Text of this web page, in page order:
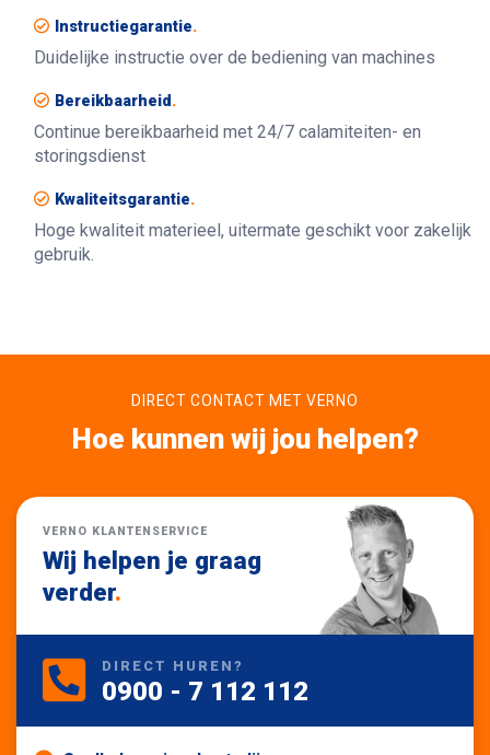
Instructiegarantie.
Duidelijke instructie over de bediening van machines
Bereikbaarheid .
Continue bereikbaarheid met 24/7 calamiteiten- en
storingsdienst
Kwaliteitsgarantie.
Hoge kwaliteit materieel, uitermate geschikt voor zakelijk
gebruik.
DIRECT CONTACT MET VERNO
Hoe kunnen wij jou helpen?
VERNO KLANTENSERVICE
Wij helpen je graag
verder.
DIRECT HUREN?
0900 - 7 112 112